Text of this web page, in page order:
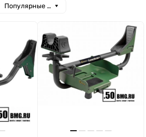
Популярные сначала